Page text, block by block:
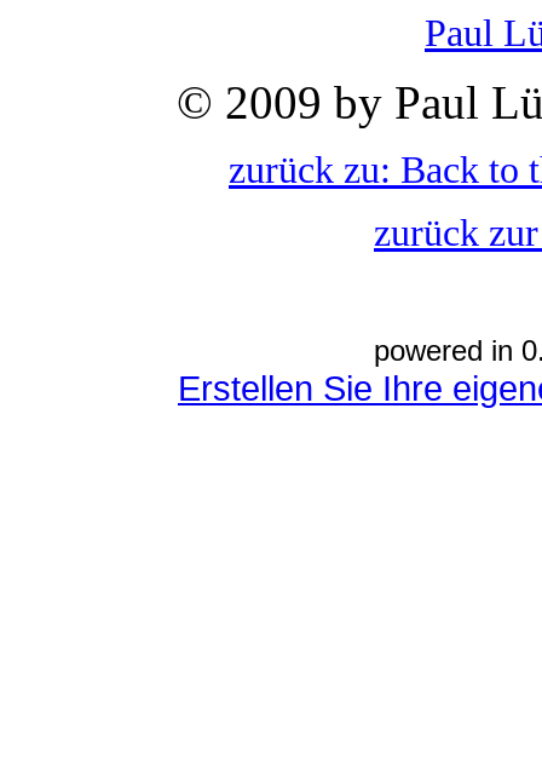
Paul
© 2009 by Paul
zurück zu: Back to
zurück
powered in
Erstellen Sie Ihre